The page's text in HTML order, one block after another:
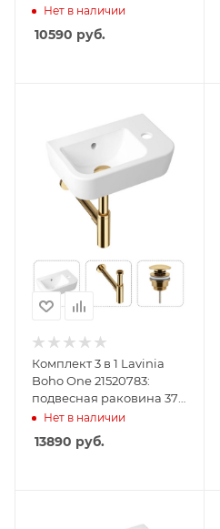
см, металлический
сифон, донный клапан
Нет в наличии
10590 руб.
Комплект 3 в 1 Lavinia
Boho One 21520783:
подвесная раковина 37
см, металлический
сифон, донный клапан
Нет в наличии
13890 руб.